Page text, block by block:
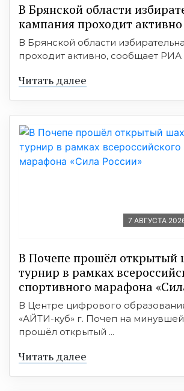
В Брянской области
кампания проходит активно
В Брянской области
проходит активно, сообщает РИА
Читать далее
7 АВГУСТА
В Почепе прошёл открытый
турнир в рамках
спортивного марафона
В Центре цифрового
«АЙТИ-куб» г. Почеп на
прошёл открытый ...
Читать далее